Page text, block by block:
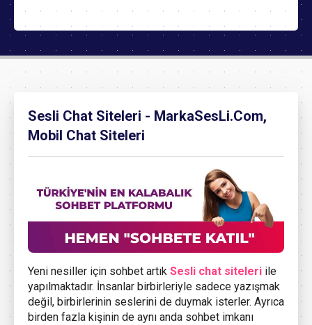
Sesli Chat Siteleri - MarkaSesLi.Com,
Mobil Chat Siteleri
Yeni nesiller için sohbet artık Sesli chat siteleri ile
yapılmaktadır. İnsanlar birbirleriyle sadece yazışmak
değil, birbirlerinin seslerini de duymak isterler. Ayrıca
birden fazla kişinin de aynı anda sohbet imkanı